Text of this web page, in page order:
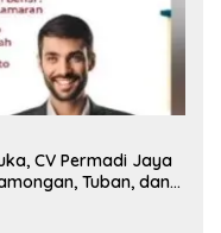
CV Permadi Jaya
Tuban, dan